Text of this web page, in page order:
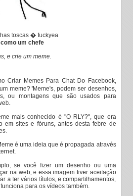
toscas � fuckyea
como um chefe
e crie um meme.
Criar Memes Para Chat Do Facebook,
meme? 'Meme's, podem ser desenhos,
ou montagens que são usados para
mais conhecido é "O RLY?", que era
em sites e fóruns, antes desta febre de
é uma ideia que é propagada através
se você fizer um desenho ou uma
na web, e essa imagem tiver aceitação
a ter vários títulos, e compartilhamentos,
para os vídeos também.